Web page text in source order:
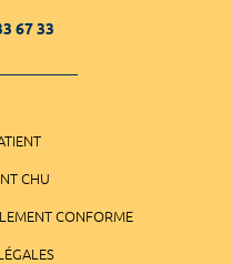
67 33
CHU
CONFORME